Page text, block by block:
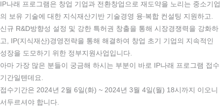
IP나래 프로그램은 창업 기업과 전환창업으로 재도약을 노리는 중소기업
의 보유 기술에 대한 지식재산기반 기술경영 융‧복합 컨설팅 지원하고.
신규 R&D방향성 설정 및 강한 특허권 창출을 통해 시장경쟁력을 강화하
고, IP(지식재산)경영전략을 통해 해결하여 창업 초기 기업의 지속적인
성장을 도모하기 위한 정부지원사업입니다.
아마 가장 많은 분들이 궁금해 하시는 부분이 바로 IP나래 프로그램 접수
기간일텐데요.
접수기간은 2024년 2월 6일(화) ~ 2024년 3월 4일(월) 18시까지 이오니
서두르셔야 합니다.